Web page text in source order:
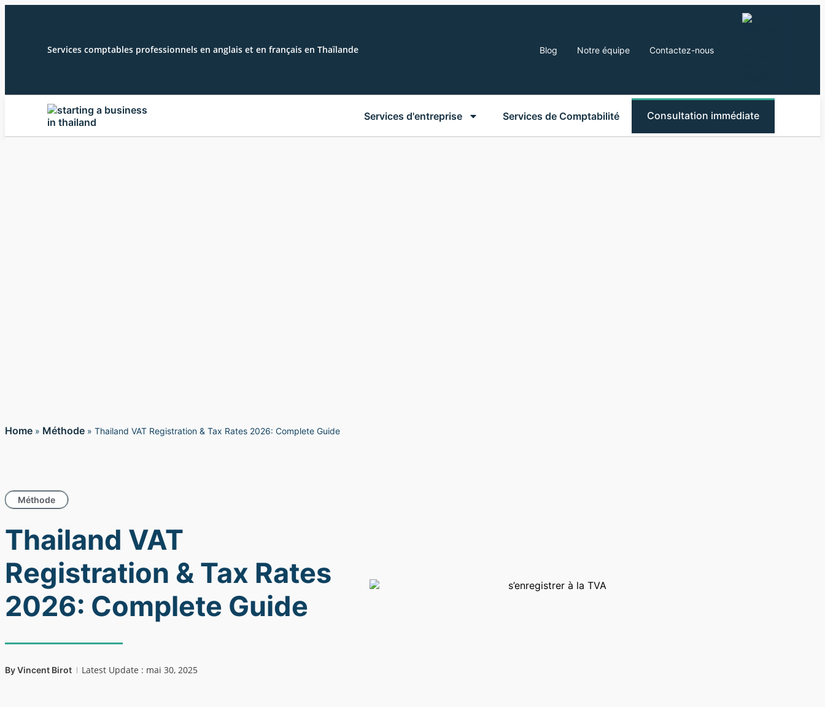
Services comptables professionnels en anglais et en français en Thaïlande Blog Notre équipe Contactez-nous
Services d'entreprise Services de Comptabilité Consultation immédiate
Home » Méthode » Thailand VAT Registration & Tax Rates 2026: Complete Guide
Méthode
Thailand VAT
Registration & Tax Rates
2026: Complete Guide
ByVincent Birot Latest Update : mai 30, 2025